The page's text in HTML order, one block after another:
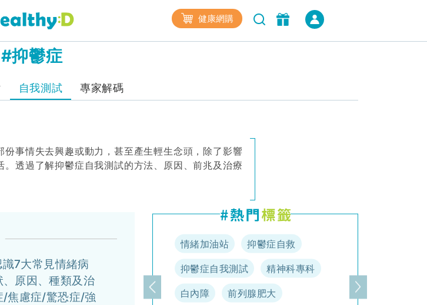
健康網購
#抑鬱症
自我測試 專家解碼
事情失去興趣或動力，甚至產生輕生念頭，除了影響
透過了解抑鬱症自我測試的方法、原因、前兆及治療
7大常見情緒病
、原因、種類及治
/焦慮症/驚恐症/強
上一頁
情緒加油站 抑鬱症自救
抑鬱症自我測試 精神科專科
白內障 前列腺肥大 下一頁